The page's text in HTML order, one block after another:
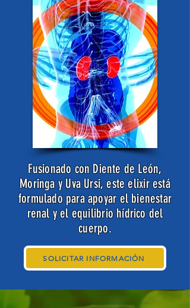
Fusionado con Diente de León,
Moringa y Uva Ursi, este elixir está
formulado para apoyar el bienestar
renal y el equilibrio hídrico del
cuerpo.
SOLICITAR INFORMACIÓN